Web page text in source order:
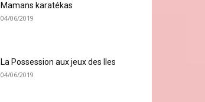
Mamans karatékas
04/06/2019
La Possession aux jeux des Iles
04/06/2019